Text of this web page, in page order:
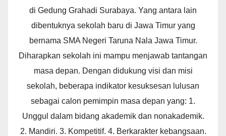
di Gedung Grahadi Surabaya. Yang antara lain
dibentuknya sekolah baru di Jawa Timur yang
bernama SMA Negeri Taruna Nala Jawa Timur.
Diharapkan sekolah ini mampu menjawab tantangan
masa depan. Dengan didukung visi dan misi
sekolah, beberapa indikator kesuksesan lulusan
sebagai calon pemimpin masa depan yang: 1.
Unggul dalam bidang akademik dan nonakademik.
2. Mandiri. 3. Kompetitif. 4. Berkarakter kebangsaan.